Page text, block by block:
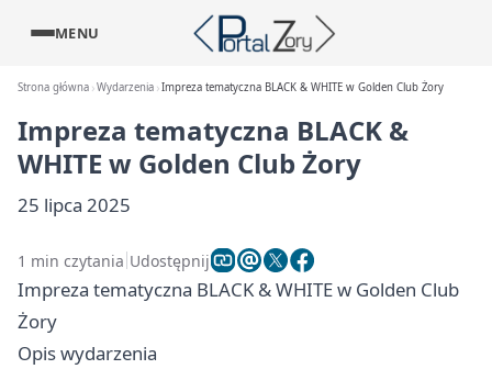
MENU
Strona główna Wydarzenia Impreza tematyczna BLACK & WHITE w Golden Club Żory
Impreza tematyczna BLACK &
WHITE w Golden Club Żory
25 lipca 2025
1 min czytania Udostępnij
Impreza tematyczna BLACK & WHITE w Golden Club
Żory
Opis wydarzenia